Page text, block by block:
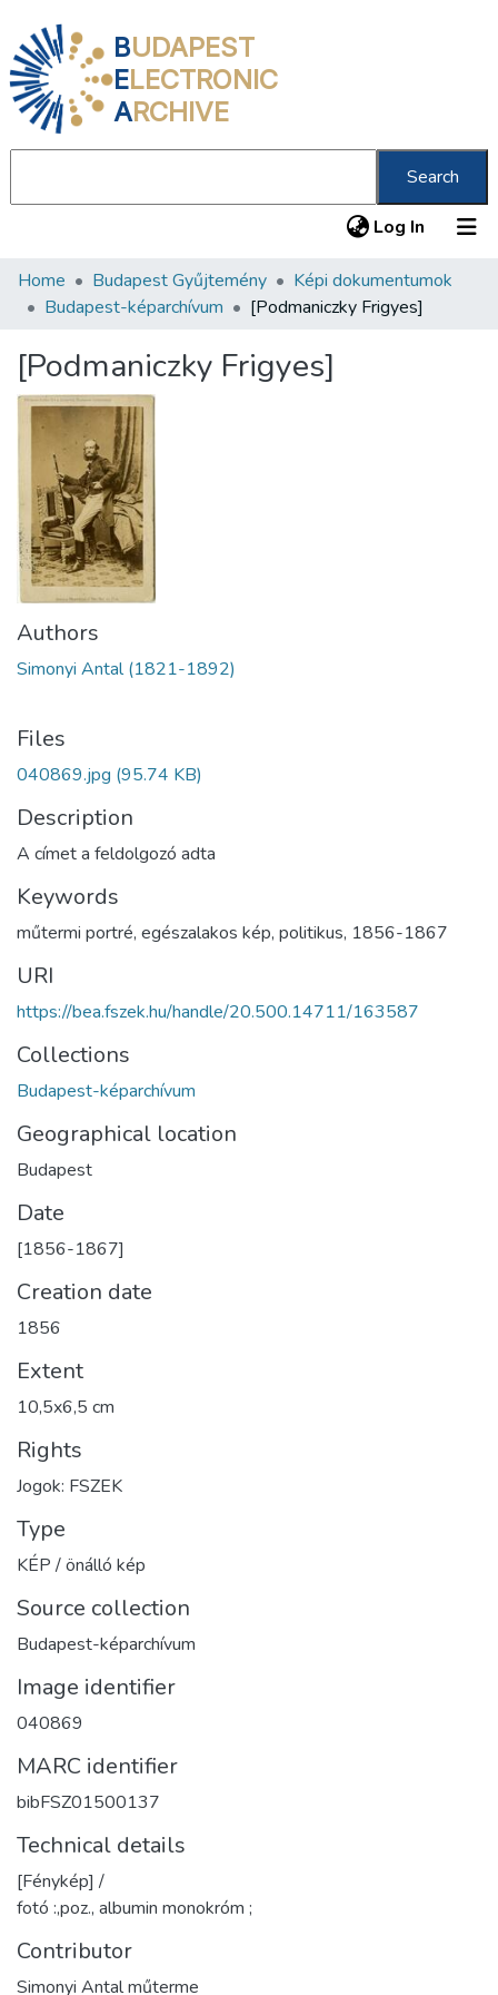
BUDAPEST
ELECTRONIC
ARCHIVE
Search
Log In (current)
Communities & Collections
Statistics
About us
Home Budapest Gyűjtemény
Képi dokumentumok
Budapest-képarchívum
[Podmaniczky Frigyes]
[Podmaniczky Frigyes]
Authors
Simonyi Antal (1821-1892)
Files
040869.jpg (95.74 KB)
Description
A címet a feldolgozó adta
Keywords
műtermi portré, egészalakos kép, politikus, 1856-1867
URI
https://bea.fszek.hu/handle/20.500.14711/163587
Collections
Budapest-képarchívum
Geographical location
Budapest
Date
[1856-1867]
Creation date
1856
Extent
10,5x6,5 cm
Rights
Jogok: FSZEK
Type
KÉP / önálló kép
Source collection
Budapest-képarchívum
Image identifier
040869
MARC identifier
bibFSZ01500137
Technical details
[Fénykép] /
fotó :,poz., albumin monokróm ;
Contributor
Simonyi Antal műterme